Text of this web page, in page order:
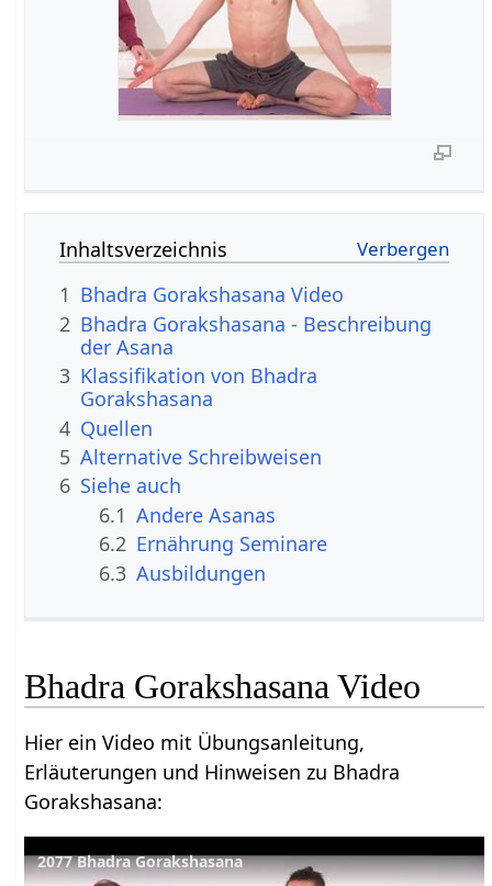
Inhaltsverzeichnis
1 Bhadra Gorakshasana Video
2 Bhadra Gorakshasana - Beschreibung
der Asana
3 Klassifikation von Bhadra
Gorakshasana
4 Quellen
5 Alternative Schreibweisen
6 Siehe auch
6.1 Andere Asanas
6.2 Ernährung Seminare
6.3 Ausbildungen
Bhadra Gorakshasana Video
Hier ein Video mit Übungsanleitung,
Erläuterungen und Hinweisen zu Bhadra
Gorakshasana:
2077 Bhadra Gorakshasana